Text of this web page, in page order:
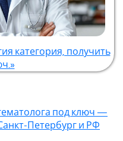
категория, получить
под ключ —
Петербург и РФ